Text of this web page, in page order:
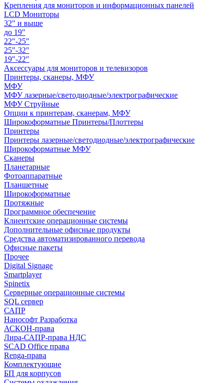
Крепления для мониторов и информационных панелей
LCD Мониторы
32" и выше
до 19"
22"-25"
25"-32"
19"-22"
Аксессуары для мониторов и телевизоров
Принтеры, сканеры, МФУ
МФУ
МФУ лазерные/светодиодные/электрографические
МФУ Струйные
Опции к принтерам, сканерам, МФУ
Широкоформатные Принтеры/Плоттеры
Принтеры
Принтеры лазерные/светодиодные/электрографические
Широкоформатные МФУ
Сканеры
Планетарные
Фотоаппаратные
Планшетные
Широкоформатные
Протяжные
Программное обеспечение
Клиентские операционные системы
Дополнительные офисные продукты
Средства автоматизированного перевода
Офисные пакеты
Прочее
Digital Signage
Smartplayer
Spinetix
Серверные операционные системы
SQL сервер
САПР
Нанософт Разработка
АСКОН-права
Лира-САПР-права НДС
SCAD Office права
Renga-права
Комплектующие
БП для корпусов